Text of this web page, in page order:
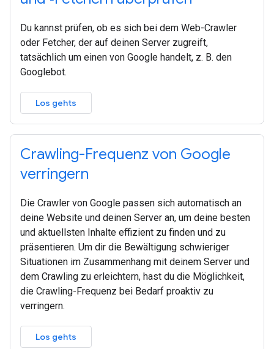
Du kannst prüfen, ob es sich bei dem Web-Crawler
oder Fetcher, der auf deinen Server zugreift,
tatsächlich um einen von Google handelt, z. B. den
Googlebot.
Los gehts
Crawling-Frequenz von Google
verringern
Die Crawler von Google passen sich automatisch an
deine Website und deinen Server an, um deine besten
und aktuellsten Inhalte effizient zu finden und zu
präsentieren. Um dir die Bewältigung schwieriger
Situationen im Zusammenhang mit deinem Server und
dem Crawling zu erleichtern, hast du die Möglichkeit,
die Crawling-Frequenz bei Bedarf proaktiv zu
verringern.
Los gehts